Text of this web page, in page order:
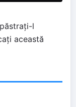
l
această